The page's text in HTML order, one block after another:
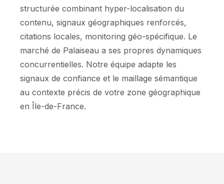
structurée combinant hyper-localisation du
contenu, signaux géographiques renforcés,
citations locales, monitoring géo-spécifique. Le
marché de Palaiseau a ses propres dynamiques
concurrentielles. Notre équipe adapte les
signaux de confiance et le maillage sémantique
au contexte précis de votre zone géographique
en Île-de-France.